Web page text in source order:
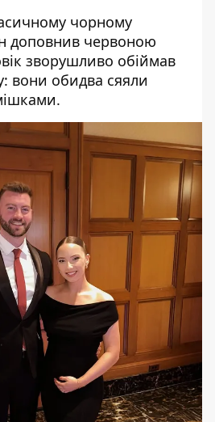
чорному
доповнив червоною
зворушливо обіймав
вони обидва сяяли